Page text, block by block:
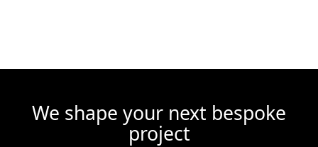
We shape your next bespoke
project